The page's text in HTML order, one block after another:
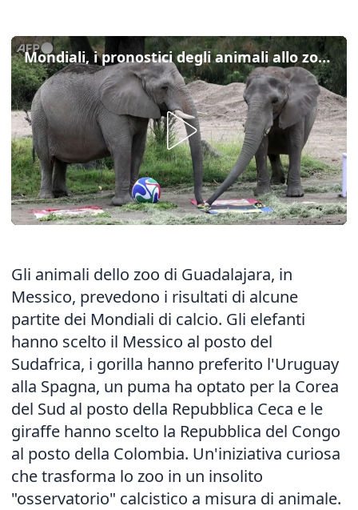
Mondiali, i pronostici degli animali allo zoo messicano di Guadalajara
Gli animali dello zoo di Guadalajara, in
Messico, prevedono i risultati di alcune
partite dei Mondiali di calcio. Gli elefanti
hanno scelto il Messico al posto del
Sudafrica, i gorilla hanno preferito l'Uruguay
alla Spagna, un puma ha optato per la Corea
del Sud al posto della Repubblica Ceca e le
giraffe hanno scelto la Repubblica del Congo
al posto della Colombia. Un'iniziativa curiosa
che trasforma lo zoo in un insolito
"osservatorio" calcistico a misura di animale.